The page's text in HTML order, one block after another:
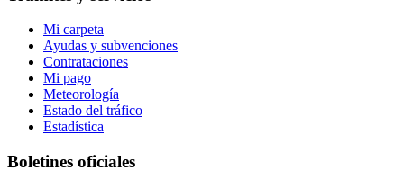
Mi carpeta
Ayudas y subvenciones
Contrataciones
Mi pago
Meteorología
Estado del tráfico
Estadística
Boletines oficiales